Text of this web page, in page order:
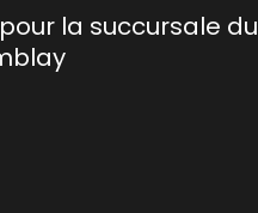
la succursale du